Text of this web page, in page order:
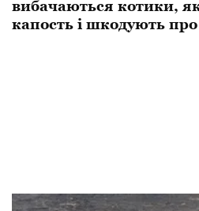
вибачаються котики,
капость і шкодують